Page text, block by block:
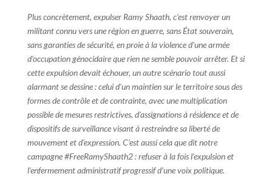
Plus concrètement, expulser Ramy Shaath, c’est renvoyer un
militant connu vers une région en guerre, sans État souverain,
sans garanties de sécurité, en proie à la violence d’une armée
d’occupation génocidaire que rien ne semble pouvoir arrêter. Et si
cette expulsion devait échouer, un autre scénario tout aussi
alarmant se dessine : celui d’un maintien sur le territoire sous des
formes de contrôle et de contrainte, avec une multiplication
possible de mesures restrictives, d’assignations à résidence et de
dispositifs de surveillance visant à restreindre sa liberté de
mouvement et d’expression. C’est aussi cela que dit notre
campagne #FreeRamyShaath2 : refuser à la fois l’expulsion et
l’enfermement administratif progressif d’une voix politique.